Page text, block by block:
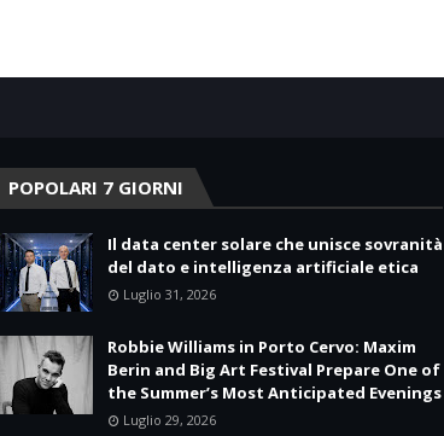
POPOLARI 7 GIORNI
Il data center solare che unisce sovranità
del dato e intelligenza artificiale etica
Luglio 31, 2026
Robbie Williams in Porto Cervo: Maxim
Berin and Big Art Festival Prepare One of
the Summer’s Most Anticipated Evenings
Luglio 29, 2026